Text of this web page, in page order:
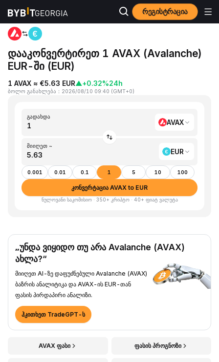
რეგისტრაცია
მთავარი გვერდი AVAX to EUR
დააკონვერტირეთ 1 AVAX (Avalanche)
EUR-ში (EUR)
1 AVAX ≈ €5.63 EUR▲+0.32%24h
ბოლო განახლება ： 2026/08/10 09:40 (GMT+0)
გადახდა
AVAX
მიიღეთ ~
EUR
0.001 0.01 0.1 1 5 10 100
კონვერტაცია AVAX to EUR
ნულოვანი საკომისიო · 350+ კრიპტო · 40+ ფიატ ვალუტა
„უნდა ვიყიდო თუ არა Avalanche (AVAX)
ახლა?“
მიიღეთ AI-ზე დაფუძნებული Avalanche (AVAX)
ბაზრის ანალიტიკა და AVAX-ის EUR-თან
ფასის პირდაპირი ანალიზი.
ჰკითხეთ TradeGPT-ს
AVAX ფასი ფასის პროგნოზი